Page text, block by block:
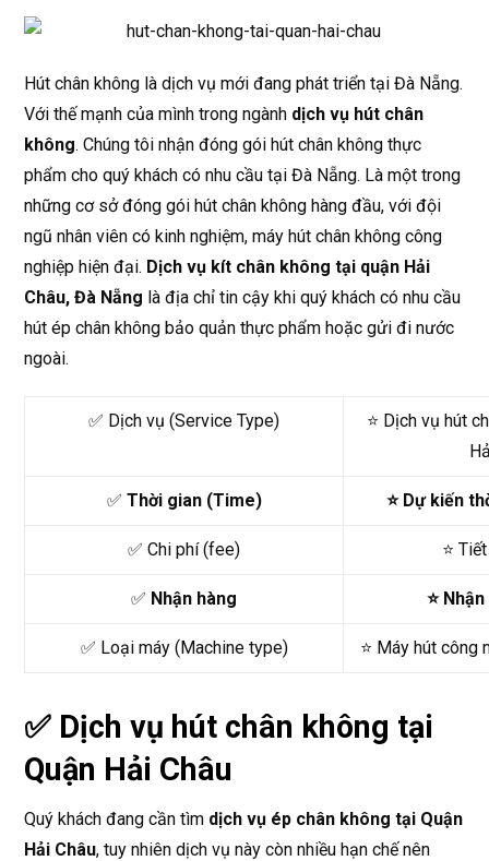
Hút chân không là dịch vụ mới đang phát triển tại Đà Nẵng.
Với thế mạnh của mình trong ngành dịch vụ hút chân
không. Chúng tôi nhận đóng gói hút chân không thực
phẩm cho quý khách có nhu cầu tại Đà Nẵng. Là một trong
những cơ sở đóng gói hút chân không hàng đầu, với đội
ngũ nhân viên có kinh nghiệm, máy hút chân không công
nghiệp hiện đại. Dịch vụ kít chân không tại quận Hải
Châu, Đà Nẵng là địa chỉ tin cậy khi quý khách có nhu cầu
hút ép chân không bảo quản thực phẩm hoặc gửi đi nước
ngoài.
✅ Dịch vụ (Service Type)
⭐ Dịch vụ hút
✅ Thời gian (Time) ⭐ Dự kiến
✅ Chi phí (fee) ⭐
✅ Nhận hàng ⭐
✅ Loại máy (Machine type) ⭐ Máy hút công
✅ Dịch vụ hút chân không tại
Quận Hải Châu
Quý khách đang cần tìm dịch vụ ép chân không tại Quận
Hải Châu, tuy nhiên dịch vụ này còn nhiều hạn chế nên